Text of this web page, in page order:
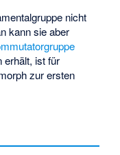
nicht
kann sie aber
erhält, ist für
zur ersten